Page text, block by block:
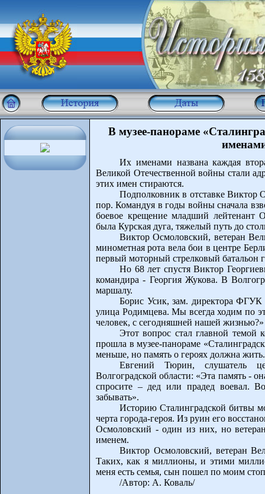
В музее-панораме
Их именами названа каждая
Великой Отечественной войны стали
этих имен стираются.
Подполковник в отставке Виктор
пор. Командуя в годы войны сначала
боевое крещение младший лейтенант
была Курская дуга, тяжелый путь до
Виктор Осмоловский, ветеран
минометная рота вела бои в центре
первый моторный стрелковый батальон
Но 68 лет спустя Виктор
командира - Георгия Жукова. В
маршалу.
Борис Усик, зам. директора ФГУК
улица Родимцева. Мы всегда ходим по
человек, с сегодняшней нашей жизнью?»
Этот вопрос стал главной
прошла в музее-панораме
меньше, но память о героях должна
Евгений Тюрин, слушатель
Волгоградской области: «Эта память -
спросите – дед или прадед воевал.
забывать».
Историю Сталинградской битвы
черта города-героя. Из руин его
Осмоловский - один из них, но
именем.
Виктор Осмоловский, ветеран
Таких, как я миллионы, и этими
меня есть семья, сын пошел по моим
/Автор: А. Коваль/